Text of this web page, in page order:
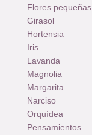
Flores pequeñas
Girasol
Hortensia
Iris
Lavanda
Magnolia
Margarita
Narciso
Orquídea
Pensamientos